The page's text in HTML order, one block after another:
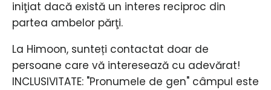
iniţiat dacă există un interes reciproc din
partea ambelor părţi.
La Himoon, sunteți contactat doar de
persoane care vă interesează cu adevărat!
INCLUSIVITATE: "Pronumele de gen" câmpul este